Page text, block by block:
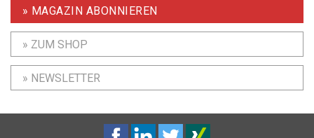
» MAGAZIN ABONNIEREN
» ZUM SHOP
» NEWSLETTER